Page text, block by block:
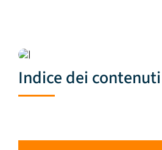
Indice dei contenuti